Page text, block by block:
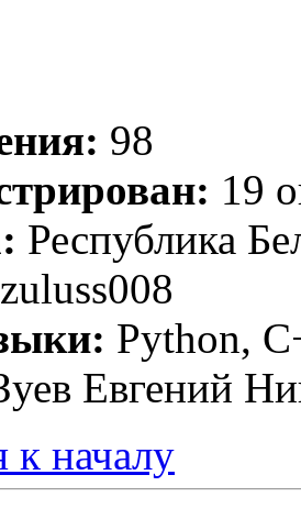
98
19
Республика
zuluss008
Python,
Евгений
к началу